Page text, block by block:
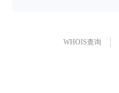
WHOIS查询